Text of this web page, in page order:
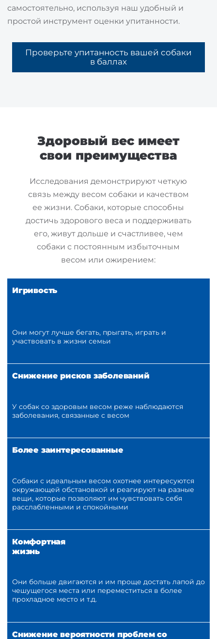
самостоятельно, используя наш удобный и
простой инструмент оценки упитанности.
Проверьте упитанность вашей собаки
в баллах
Здоровый вес имеет
свои преимущества
Исследования демонстрируют четкую
связь между весом собаки и качеством
ее жизни. Собаки, которые способны
достичь здорового веса и поддерживать
его, живут дольше и счастливее, чем
собаки с постоянным избыточным
весом или ожирением:
Игривость
Они могут лучше бегать, прыгать, играть и
участвовать в жизни семьи
Снижение рисков заболеваний
У собак со здоровым весом реже наблюдаются
заболевания, связанные с весом
Более заинтересованные
Собаки с идеальным весом охотнее интересуются
окружающей обстановкой и реагируют на разные
вещи, которые позволяют им чувствовать себя
расслабленными и спокойными
Комфортная
жизнь
Они больше двигаются и им проще достать лапой до
чешущегося места или переместиться в более
прохладное место и т.д.
Снижение вероятности проблем со